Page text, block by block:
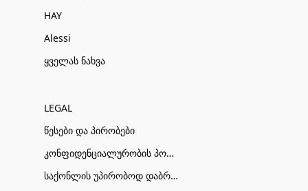
HAY
Alessi
ყველას ნახვა
LEGAL
წესები და პირობები
კონფიდენციალურობის პოლიტიკა
საქონლის უპირობოდ დაბრუნების პირობები